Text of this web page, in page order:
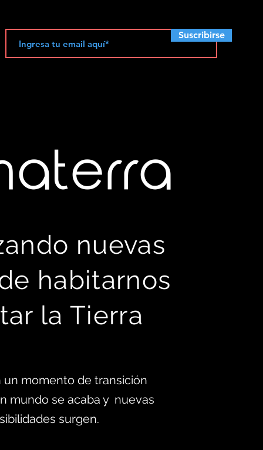
Suscribirse
nuevas
e habitarnos
la Tierra
un momento de transición
mundo se acaba y nuevas
surgen.